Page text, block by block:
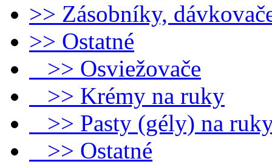
>> Zásobníky,
>> Ostatné
>> Osviežovače
>> Krémy na ruky
>> Pasty (gély) na
>> Ostatné